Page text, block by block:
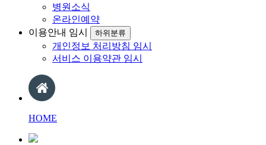
병원소식
온라인예약
이용안내 임시
하위분류
개인정보 처리방침 임시
서비스 이용약관 임시
HOME